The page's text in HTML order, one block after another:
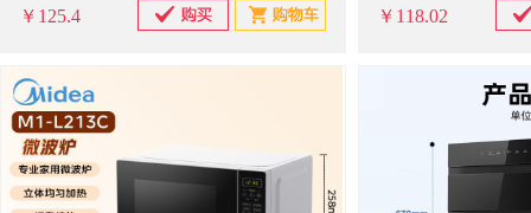
￥125.4 ￥118.02